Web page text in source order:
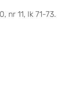
nr 11, lk 71-73.